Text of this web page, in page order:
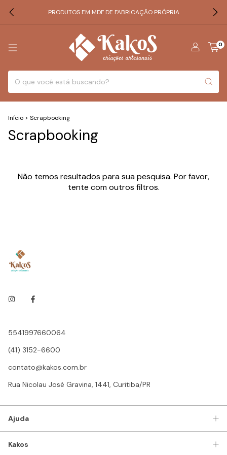
PRODUTOS EM MDF DE FABRICAÇÃO PRÓPRIA
0
Início > Scrapbooking
Scrapbooking
Não temos resultados para sua pesquisa. Por favor,
tente com outros filtros.
5541997660064
(41) 3152-6600
contato@kakos.com.br
Rua Nicolau José Gravina, 1441, Curitiba/PR
Ajuda
Kakos